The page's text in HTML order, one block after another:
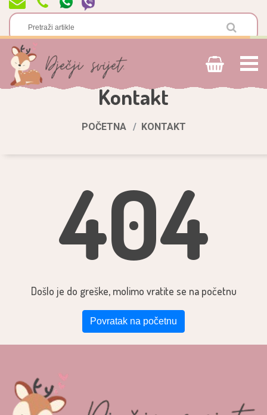
Kontakt
POČETNA KONTAKT
404
Došlo je do greške, molimo vratite se na početnu
Povratak na početnu